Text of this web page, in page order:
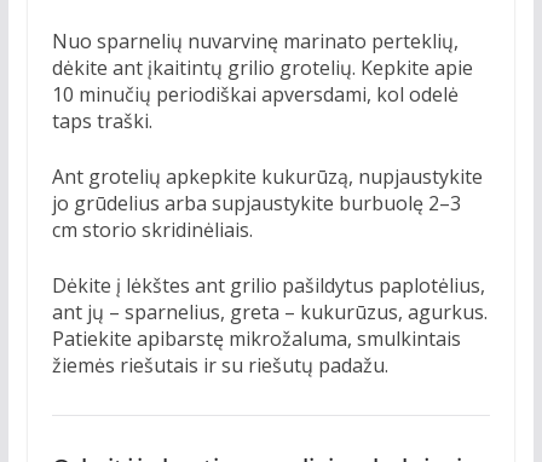
Nuo sparnelių nuvarvinę marinato perteklių,
dėkite ant įkaitintų grilio grotelių. Kepkite apie
10 minučių periodiškai apversdami, kol odelė
taps traški.
Ant grotelių apkepkite kukurūzą, nupjaustykite
jo grūdelius arba supjaustykite burbuolę 2–3
cm storio skridinėliais.
Dėkite į lėkštes ant grilio pašildytus paplotėlius,
ant jų – sparnelius, greta – kukurūzus, agurkus.
Patiekite apibarstę mikrožaluma, smulkintais
žiemės riešutais ir su riešutų padažu.